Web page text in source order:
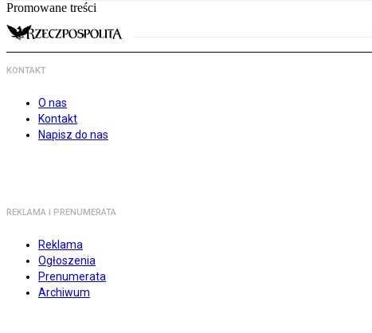
Promowane treści
KONTAKT
O nas
Kontakt
Napisz do nas
REKLAMA I PRENUMERATA
Reklama
Ogłoszenia
Prenumerata
Archiwum